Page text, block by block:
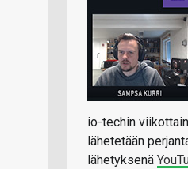
io-techin
lähetetään
lähetyksenä